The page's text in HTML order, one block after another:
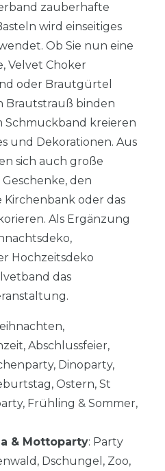
zauberhafte
wird einseitiges
Ob Sie nun eine
Velvet Choker
oder Brautgürtel
Brautstrauß binden
Schmuckband kreieren
und Dekorationen. Aus
sich auch große
den
Kirchenbank oder das
Als Ergänzung
Hochzeitsdeko
das
Abschlussfeier,
Dinoparty,
Ostern, St
Frühling & Sommer,
& Mottoparty: Party
Dschungel, Zoo,